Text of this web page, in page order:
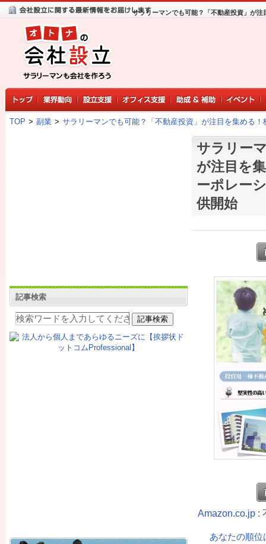
サラリーマンでも可能？「不動産投資」が
TOP > 副業 > サラリーマンでも可能？「不動産投資」が注目を集める
記事検索
サラリー
が注目を
ーポレー
供開始
Amazon.co.jp :
あなたの順位